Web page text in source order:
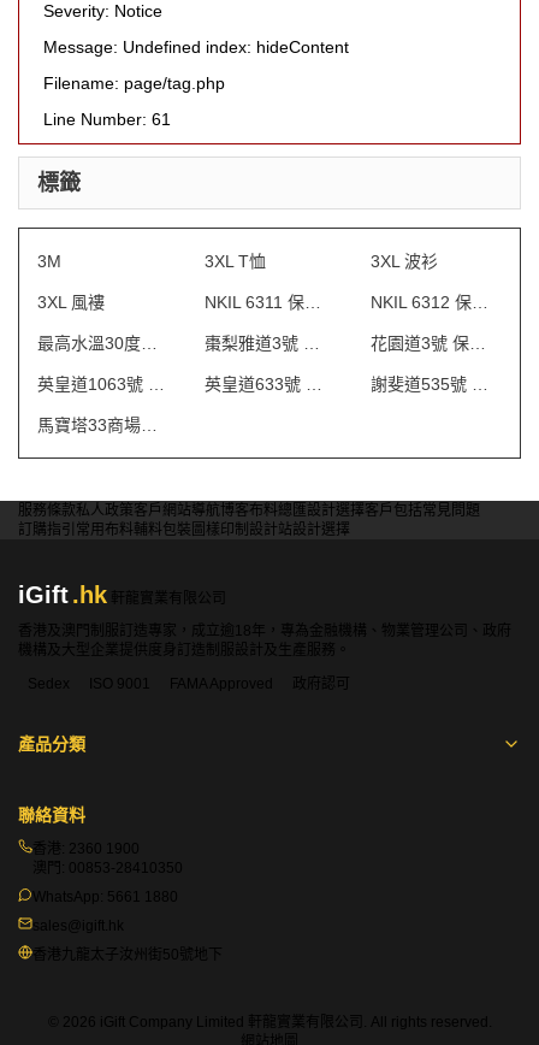
Severity: Notice
Message: Undefined index: hideContent
Filename: page/tag.php
Line Number: 61
標籤
3M 3XL T恤 3XL 波衫
3XL 風褸 NKIL 6311 保安制服
服務條款私人政策客戶 網站導航博客布料總匯設計選擇客戶包括常見問題
訂購指引 常用布料輔料包裝 圖樣印制 設計站設計選擇
iGift.hk
軒龍實業有限公司
香港及澳門制服訂造專家，成立逾18年，專為金融機構、物業管理公司、政府
機構及大型企業提供度身訂造制服設計及生產服務。
Sedex
ISO 9001 FAMA Approved 政府認可
產品分類
聯絡資料
香港: 2360 1900
澳門: 00853-28410350
WhatsApp: 5661 1880
sales@igift.hk
香港九龍太子汝州街50號地下
© 2026 iGift Company Limited 軒龍實業有限公司. All rights reserved.
網站地圖